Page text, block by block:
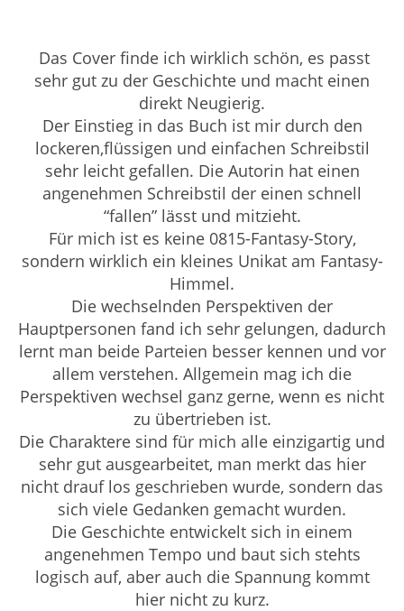
Das Cover finde ich wirklich schön, es passt
sehr gut zu der Geschichte und macht einen
direkt Neugierig.
Der Einstieg in das Buch ist mir durch den
lockeren,flüssigen und einfachen Schreibstil
sehr leicht gefallen. Die Autorin hat einen
angenehmen Schreibstil der einen schnell
“fallen” lässt und mitzieht.
Für mich ist es keine 0815-Fantasy-Story,
sondern wirklich ein kleines Unikat am Fantasy-
Himmel.
Die wechselnden Perspektiven der
Hauptpersonen fand ich sehr gelungen, dadurch
lernt man beide Parteien besser kennen und vor
allem verstehen. Allgemein mag ich die
Perspektiven wechsel ganz gerne, wenn es nicht
zu übertrieben ist.
Die Charaktere sind für mich alle einzigartig und
sehr gut ausgearbeitet, man merkt das hier
nicht drauf los geschrieben wurde, sondern das
sich viele Gedanken gemacht wurden.
Die Geschichte entwickelt sich in einem
angenehmen Tempo und baut sich stehts
logisch auf, aber auch die Spannung kommt
hier nicht zu kurz.